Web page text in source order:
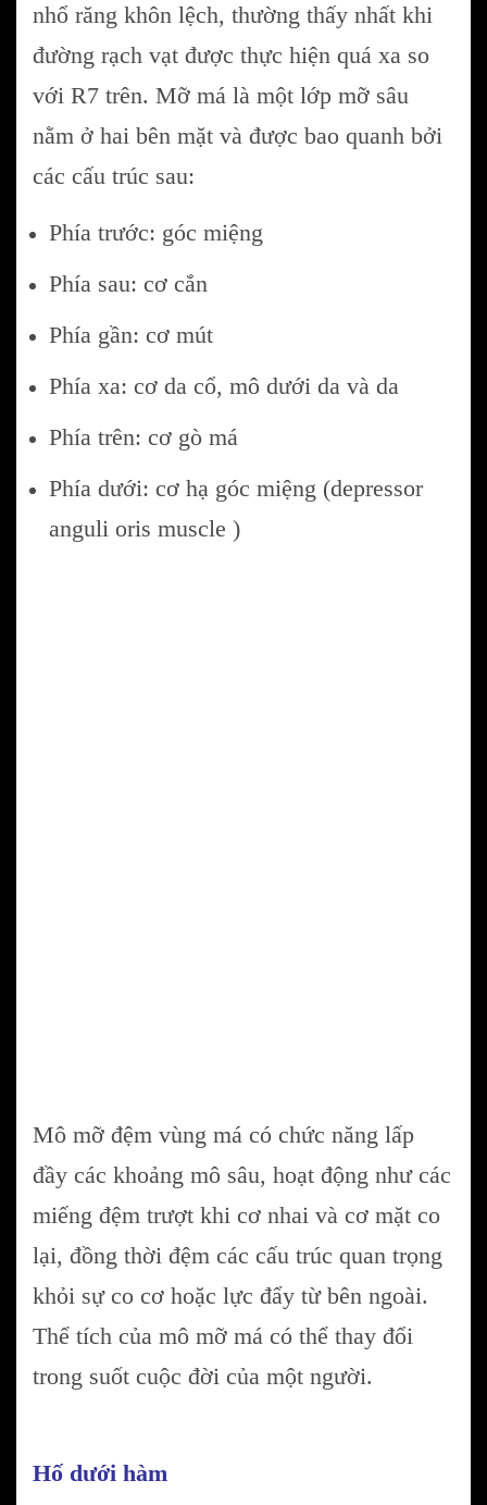
nhổ răng khôn lệch, thường thấy nhất khi
đường rạch vạt được thực hiện quá xa so
với R7 trên. Mỡ má là một lớp mỡ sâu
nằm ở hai bên mặt và được bao quanh bởi
các cấu trúc sau:
Phía trước: góc miệng
Phía sau: cơ cắn
Phía gần: cơ mút
Phía xa: cơ da cổ, mô dưới da và da
Phía trên: cơ gò má
Phía dưới: cơ hạ góc miệng (depressor
anguli oris muscle )
Mô mỡ đệm vùng má có chức năng lấp
đầy các khoảng mô sâu, hoạt động như các
miếng đệm trượt khi cơ nhai và cơ mặt co
lại, đồng thời đệm các cấu trúc quan trọng
khỏi sự co cơ hoặc lực đẩy từ bên ngoài.
Thể tích của mô mỡ má có thể thay đổi
trong suốt cuộc đời của một người.
Hố dưới hàm